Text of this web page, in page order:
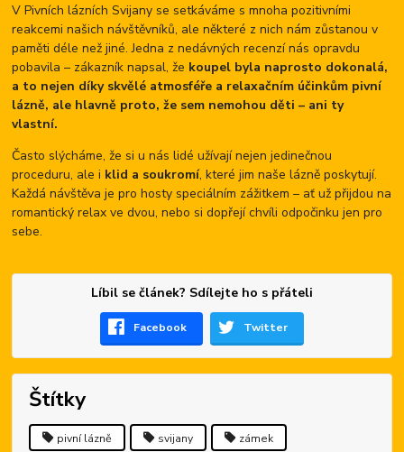
V Pivních lázních Svijany se setkáváme s mnoha pozitivními
reakcemi našich návštěvníků, ale některé z nich nám zůstanou v
paměti déle než jiné. Jedna z nedávných recenzí nás opravdu
pobavila – zákazník napsal, že koupel byla naprosto dokonalá,
a to nejen díky skvělé atmosféře a relaxačním účinkům pivní
lázně, ale hlavně proto, že sem nemohou děti – ani ty
vlastní.
Často slýcháme, že si u nás lidé užívají nejen jedinečnou
proceduru, ale i klid a soukromí, které jim naše lázně poskytují.
Každá návštěva je pro hosty speciálním zážitkem – ať už přijdou na
romantický relax ve dvou, nebo si dopřejí chvíli odpočinku jen pro
sebe.
Líbil se článek? Sdílejte ho s přáteli
Facebook Twitter
Štítky
pivní lázně svijany zámek